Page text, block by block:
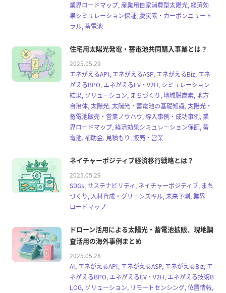
業界ロードマップ, 産業用自家消費型太陽光, 経済効
果シミュレーション保証, 脱炭素・カーボンニュート
ラル, 蓄電池
住宅用太陽光発電・蓄電池共同購入事業とは？
2025.05.29
エネがえるAPI, エネがえるASP, エネがえるBiz, エネ
がえるBPO, エネがえるEV・V2H, シミュレーション
結果, ソリューション, まちづくり, 地域脱炭素, 地方
自治体, 太陽光, 太陽光・蓄電池の基礎知識, 太陽光・
蓄電池販売・営業ノウハウ, 導入事例・成功事例, 業
界ロードマップ, 経済効果シミュレーション保証, 蓄
電池, 補助金, 見積もり, 販売・営業
ネイチャーポジティブ経済移行戦略とは？
2025.05.29
SDGs, サステナビリティ, ネイチャーポジティブ, まち
づくり, 人材育成・グリーンスキル, 未来予測, 業界
ロードマップ
ドローン活用による太陽光・蓄電池拡販、現地調
査活用の海外事例まとめ
2025.05.28
AI, エネがえるAPI, エネがえるASP, エネがえるBiz, エ
ネがえるBPO, エネがえるEV・V2H, エネがえる技術B
LOG, ソリューション, リモートセンシング, 位置情報,